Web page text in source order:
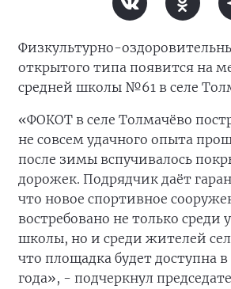
Физкультурно-
открытого типа появится на
средней школы №61 в селе
«ФОКОТ в селе Толмачёво
не совсем удачного опыта
после зимы вспучивалось
дорожек. Подрядчик даёт
что новое спортивное
востребовано не только среди
школы, но и среди жителей
что площадка будет доступна в
года», - подчеркнул